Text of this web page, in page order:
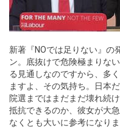
新著『NOでは足りない』の
ン。底抜けで危険極まりな
る見通しなのですから、多
ますよ、その気持ち。日本
院選まではまだまだ壊れ続
抵抗できるのか、彼女が大
なくとも大いに参考になり